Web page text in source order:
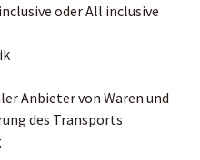
oder All inclusive
Anbieter von Waren und
des Transports